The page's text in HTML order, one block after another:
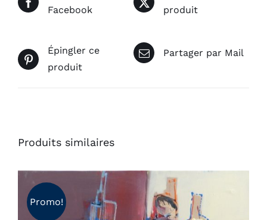
Facebook
produit
Épingler ce
produit
Partager par Mail
Produits similaires
Promo!